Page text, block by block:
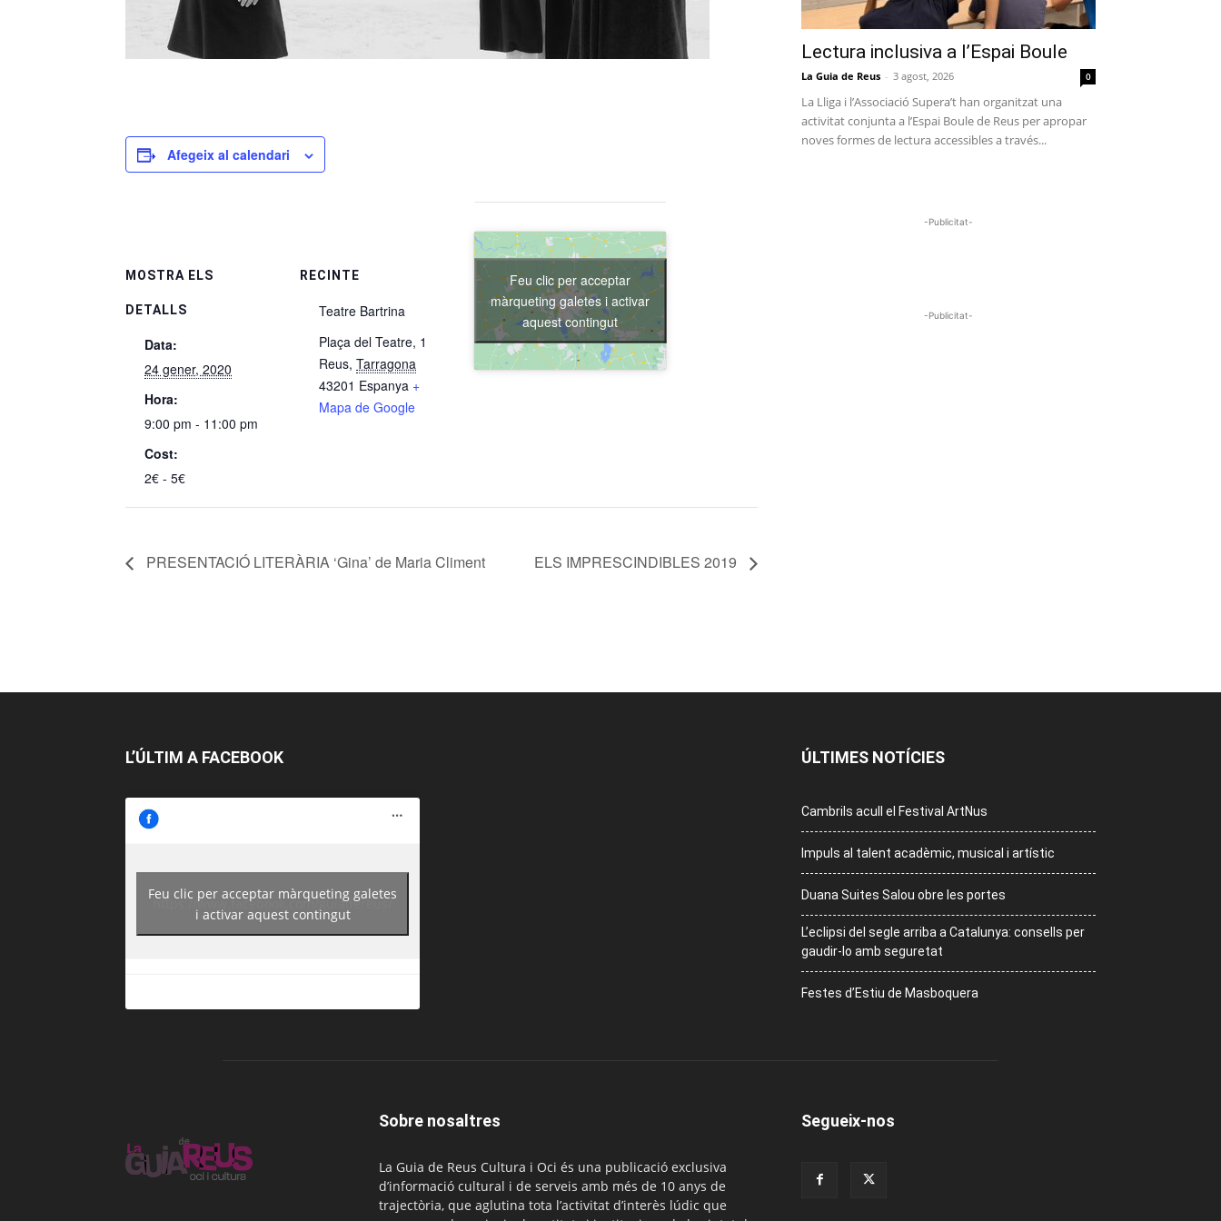
Afegeix al calendari
MOSTRA ELS
DETALLS
Data:
24 gener, 2020
Hora:
9:00 pm - 11:00 pm
Cost:
2€ - 5€
RECINTE
Teatre Bartrina
Plaça del Teatre, 1
Reus, Tarragona
43201 Espanya +
Mapa de Google
Feu clic per acceptar
màrqueting galetes i activar
aquest contingut
PRESENTACIÓ LITERÀRIA ‘Gina’ de Maria Climent ELS IMPRESCINDIBLES 2019
Lectura inclusiva a l’Espai Boule
La Guia de Reus - 3 agost, 2026 0
La Lliga i l’Associació Supera’t han organitzat una
activitat conjunta a l’Espai Boule de Reus per apropar
noves formes de lectura accessibles a través...
-Publicitat-
-Publicitat-
L’ÚLTIM A FACEBOOK
https://www.facebook.com/guiadereus/
Feu clic per acceptar màrqueting galetes
i activar aquest contingut
ÚLTIMES NOTÍCIES
Cambrils acull el Festival ArtNus
Impuls al talent acadèmic, musical i artístic
Duana Suites Salou obre les portes
L’eclipsi del segle arriba a Catalunya: consells per
gaudir-lo amb seguretat
Festes d’Estiu de Masboquera
Sobre nosaltres
La Guia de Reus Cultura i Oci és una publicació exclusiva
d’informació cultural i de serveis amb més de 10 anys de
trajectòria, que aglutina tota l’activitat d’interès lúdic que
Segueix-nos